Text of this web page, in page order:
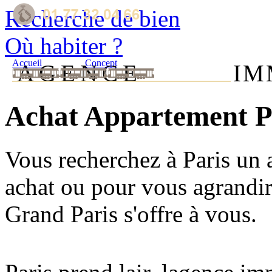
Recherche de bien
Où habiter ?
Accueil Concept
AGENCE
Achat Appartement
Vous recherchez à Paris
achat ou pour vous
Grand Paris s'offre à vous.